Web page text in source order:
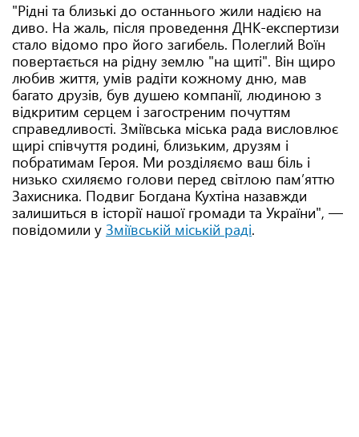
"Рідні та близькі до останнього жили надією на
диво. На жаль, після проведення ДНК-експертизи
стало відомо про його загибель. Полеглий Воїн
повертається на рідну землю "на щиті". Він щиро
любив життя, умів радіти кожному дню, мав
багато друзів, був душею компанії, людиною з
відкритим серцем і загостреним почуттям
справедливості. Зміївська міська рада висловлює
щирі співчуття родині, близьким, друзям і
побратимам Героя. Ми розділяємо ваш біль і
низько схиляємо голови перед світлою пам’яттю
Захисника. Подвиг Богдана Кухтіна назавжди
залишиться в історії нашої громади та України", —
повідомили у Зміївській міській раді.